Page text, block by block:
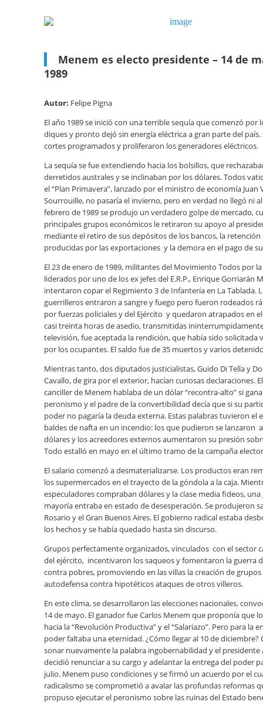
Menem es electo presidente – 14 de
1989
Autor: Felipe Pigna
El año 1989 se inició con una terrible sequía que comenzó por
diques y pronto dejó sin energía eléctrica a gran parte del
cortes programados y proliferaron los generadores eléctricos.
La sequía se fue extendiendo hacia los bolsillos, que
derretidos australes y se inclinaban por los dólares. Todos
el “Plan Primavera”, lanzado por el ministro de economía Juan
Sourrouille, no pasaría el invierno, pero en verdad no llegó ni
febrero de 1989 se produjo un verdadero golpe de mercado,
principales grupos económicos le retiraron su apoyo al
mediante el retiro de sus depósitos de los bancos, la retención
producidas por las exportaciones y la demora en el pago de
El 23 de enero de 1989, militantes del Movimiento Todos por
liderados por uno de los ex jefes del E.R.P., Enrique Gorriarán
intentaron copar el Regimiento 3 de Infantería en La Tablada.
guerrilleros entraron a sangre y fuego pero fueron rodeados
por fuerzas policiales y del Ejército y quedaron atrapados en
casi treinta horas de asedio, transmitidas
televisión, fue aceptada la rendición, que había sido solicitada
por los ocupantes. El saldo fue de 35 muertos y varios
Mientras tanto, dos diputados justicialistas, Guido Di Tella y
Cavallo, de gira por el exterior, hacían curiosas declaraciones.
canciller de Menem hablaba de un dólar “recontra-alto” si
peronismo y el padre de la convertibilidad decía que si su
poder no pagaría la deuda externa. Estas palabras tuvieron el
baldes de nafta en un incendio: los que pudieron se lanzaron
dólares y los acreedores externos aumentaron su presión
Todo estalló en mayo en el último tramo de la campaña
El salario comenzó a desmaterializarse. Los productos eran
los supermercados en el trayecto de la góndola a la caja.
especuladores compraban dólares y la clase media fideos, una
mayoría entraba en estado de desesperación. Se produjeron
Rosario y el Gran Buenos Aires. El gobierno radical estaba
los hechos y se había quedado hasta sin discurso.
Grupos perfectamente organizados, vinculados con el sector
del ejército, incentivaron los saqueos y fomentaron la guerra
contra pobres, promoviendo en las villas la creación de grupos
autodefensa contra hipotéticos ataques de otros villeros.
En este clima, se desarrollaron las elecciones nacionales,
14 de mayo. El ganador fue Carlos Menem que proponía que
hacia la “Revolución Productiva” y el “Salariazo”. Pero para la
poder faltaba una eternidad. ¿Cómo llegar al 10 de diciembre?
sonar nuevamente la palabra ingobernabilidad y el presidente
decidió renunciar a su cargo y adelantar la entrega del poder
julio. Menem puso condiciones y se firmó un acuerdo por el
radicalismo se comprometió a avalar las profundas reformas
propuso ejecutar el peronismo sobre las ruinas del Estado